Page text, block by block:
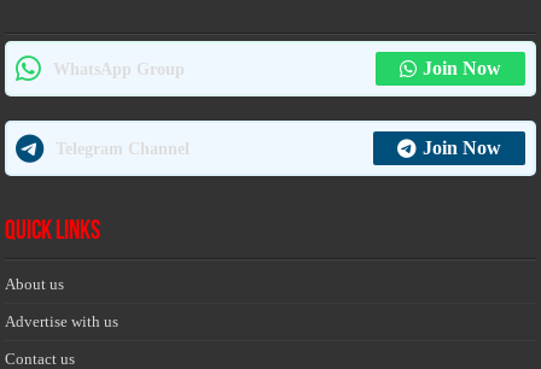
WhatsApp Group Join Now
Telegram Channel Join Now
Quick Links
About us
Advertise with us
Contact us